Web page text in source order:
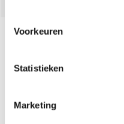
gegevensverwerking staat
Voorkeuren
Statistieken
Marketing
Online aanbieder
webshop mag
⁠Verantwoorde